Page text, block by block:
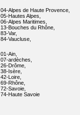
04-Alpes de Haute Provence,
05-Hautes Alpes,
06-Alpes Maritimes,
13-Bouches du Rhône,
83-Var,
84-Vaucluse,
01-Ain,
07-ardèches,
26-Drôme,
38-Isère,
42-Loire,
69-Rhône,
72-Savoie,
74-Haute Savoie